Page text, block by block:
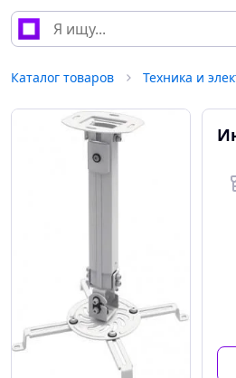
Каталог товаров Техника и